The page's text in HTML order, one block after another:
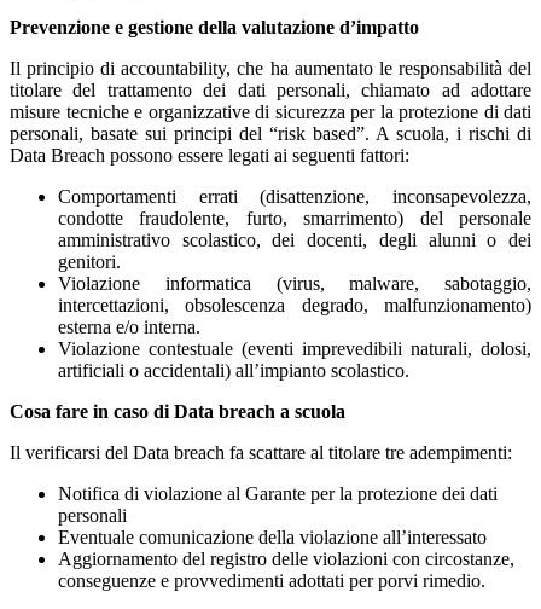
Prevenzione e gestione della valutazione d’impatto
Il principio di accountability, che ha aumentato le responsabilità del
titolare del trattamento dei dati personali, chiamato ad adottare
misure tecniche e organizzative di sicurezza per la protezione di dati
personali, basate sui principi del “risk based”. A scuola, i rischi di
Data Breach possono essere legati ai seguenti fattori:
Comportamenti errati (disattenzione, inconsapevolezza,
condotte fraudolente, furto, smarrimento) del personale
amministrativo scolastico, dei docenti, degli alunni o dei
genitori.
Violazione informatica (virus, malware, sabotaggio,
intercettazioni, obsolescenza degrado, malfunzionamento)
esterna e/o interna.
Violazione contestuale (eventi imprevedibili naturali, dolosi,
artificiali o accidentali) all’impianto scolastico.
Cosa fare in caso di Data breach a scuola
Il verificarsi del Data breach fa scattare al titolare tre adempimenti:
Notifica di violazione al Garante per la protezione dei dati
personali
Eventuale comunicazione della violazione all’interessato
Aggiornamento del registro delle violazioni con circostanze,
conseguenze e provvedimenti adottati per porvi rimedio.